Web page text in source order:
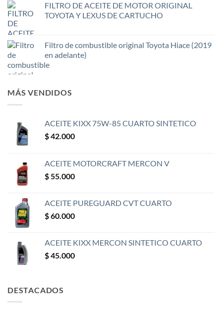
FILTRO DE ACEITE DE MOTOR ORIGINAL
TOYOTA Y LEXUS DE CARTUCHO
Filtro de combustible original Toyota Hiace (2019
en adelante)
MÁS VENDIDOS
ACEITE KIXX 75W-85 CUARTO SINTETICO
$42.000
ACEITE MOTORCRAFT MERCON V
$ 55.000
ACEITE PUREGUARD CVT CUARTO
$60.000
ACEITE KIXX MERCON SINTETICO CUARTO
$45.000
DESTACADOS